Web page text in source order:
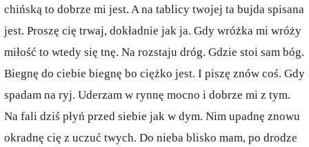
chińską to dobrze mi jest. A na tablicy twojej ta bujda spisana
jest. Proszę cię trwaj, dokładnie jak ja. Gdy wróżka mi wróży
miłość to wtedy się tnę. Na rozstaju dróg. Gdzie stoi sam bóg.
Biegnę do ciebie biegnę bo ciężko jest. I piszę znów coś. Gdy
spadam na ryj. Uderzam w rynnę mocno i dobrze mi z tym.
Na fali dziś płyń przed siebie jak w dym. Nim upadnę znowu
okradnę cię z uczuć twych. Do nieba blisko mam, po drodze